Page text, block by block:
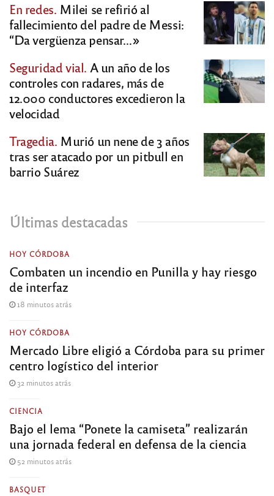
En redes. Milei se refirió al
fallecimiento del padre de Messi:
“Da vergüenza pensar…»
Seguridad vial. A un año de los
controles con radares, más de
12.000 conductores excedieron la
velocidad
Tragedia. Murió un nene de 3 años
tras ser atacado por un pitbull en
barrio Suárez
Últimas destacadas
HOY CÓRDOBA
Combaten un incendio en Punilla y hay riesgo
de interfaz
18 minutos atrás
HOY CÓRDOBA
Mercado Libre eligió a Córdoba para su primer
centro logístico del interior
32 minutos atrás
CIENCIA
Bajo el lema “Ponete la camiseta” realizarán
una jornada federal en defensa de la ciencia
52 minutos atrás
BASQUET